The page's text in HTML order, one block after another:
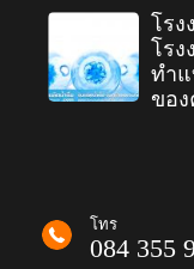
โร
โร
ทำ
ขอ
โทร
084 355